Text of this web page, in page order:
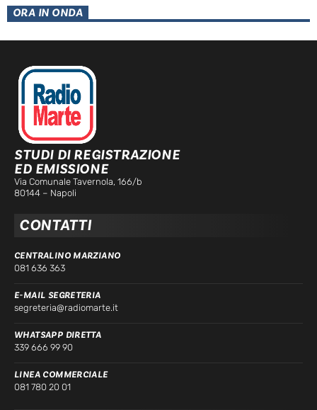
ORA IN ONDA
STUDI DI REGISTRAZIONE
ED EMISSIONE
Via Comunale Tavernola, 166/b
80144 – Napoli
CONTATTI
CENTRALINO MARZIANO
081 636 363
E-MAIL SEGRETERIA
segreteria@radiomarte.it
WHATSAPP DIRETTA
339 666 99 90
LINEA COMMERCIALE
081 780 20 01